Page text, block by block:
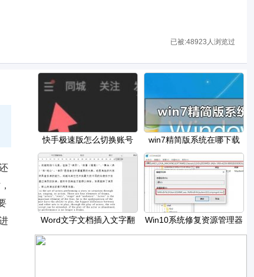
已被:48923人浏览过
快手极速版怎么切换账号 win7精简版系统在哪下载
Word文字文档插入文字翻
译结果的方法
Win10系统修复资源管理器
的方法